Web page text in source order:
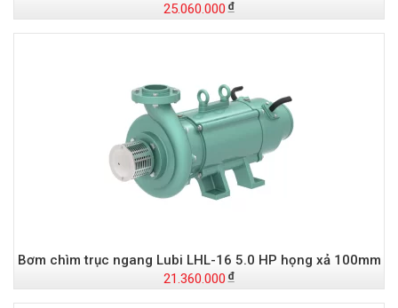
25.060.000
Bơm chìm trục ngang Lubi LHL-16 5.0 HP họng xả 100mm
21.360.000